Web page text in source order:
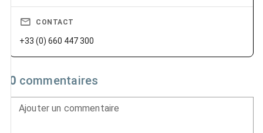
CONTACT
+33 (0) 660 447 300
0 commentaires
Ajouter un commentaire